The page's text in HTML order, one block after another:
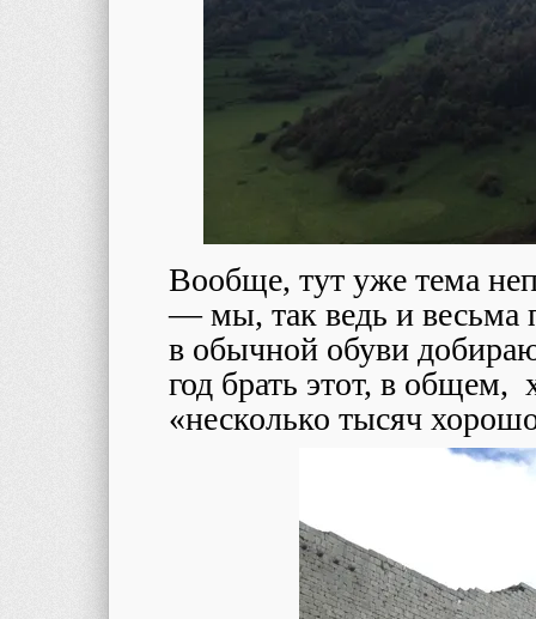
Вообще, тут уже тема
— мы, так ведь и весьма
в обычной обуви
год брать этот, в общем,
«несколько тысяч